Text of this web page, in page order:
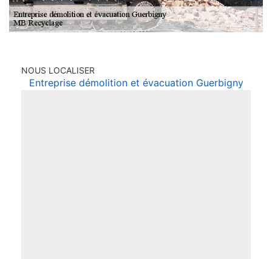
NOUS LOCALISER
Entreprise démolition et évacuation Guerbigny